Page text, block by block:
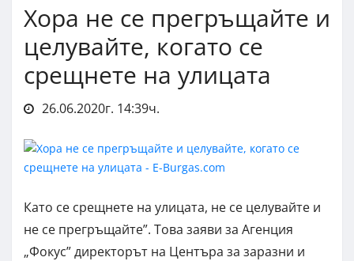
Хора не се прегръщайте и
целувайте, когато се
срещнете на улицата
26.06.2020г. 14:39ч.
Като се срещнете на улицата, не се целувайте и
не се прегръщайте”. Това заяви за Агенция
„Фокус” директорът на Центъра за заразни и